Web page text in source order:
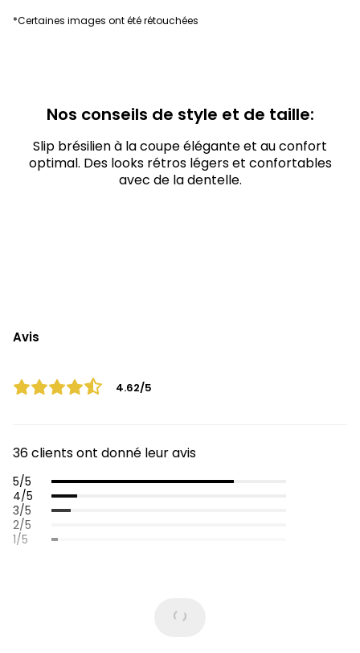
*Certaines images ont été rétouchées
Nos conseils de style et de taille:
Slip brésilien à la coupe élégante et au confort
optimal. Des looks rétros légers et confortables
avec de la dentelle.
Avis
4.62/5
36 clients ont donné leur avis
5/5
4/5
3/5
2/5
1/5